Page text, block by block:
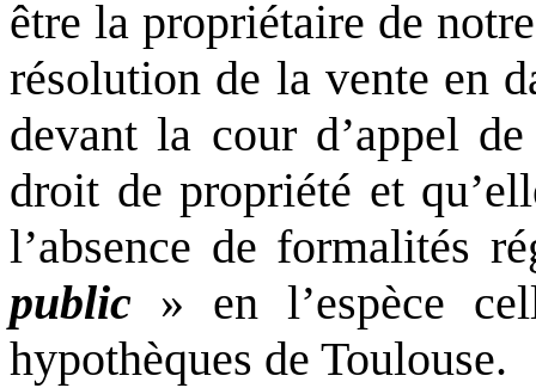
être la propriétaire de
résolution de la vente en
devant la cour d’appel
droit de propriété et
l’absence de formalités
public » en l’espèce
hypothèques de Toulouse.